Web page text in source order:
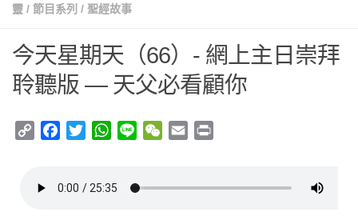
靈 / 節目系列 / 聖經故事
今天星期天（66）- 網上主日崇拜
聆聽版 — 天父必看顧你
Copy
Facebook
TwitterWhatsApp
Line WeChat
Email